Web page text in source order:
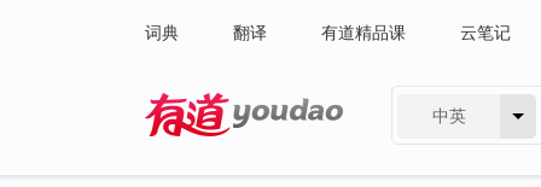
词典 翻译 有道精品课 云笔记
中英